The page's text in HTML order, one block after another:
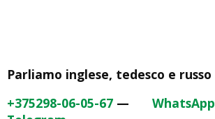
Parliamo inglese, tedesco e russo
+375298-06-05-67 — WhatsApp